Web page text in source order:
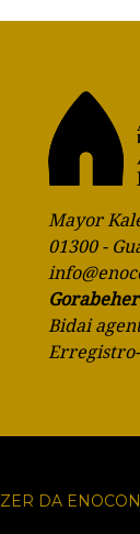
Mayor
01300 -
Bidai
ZER DA